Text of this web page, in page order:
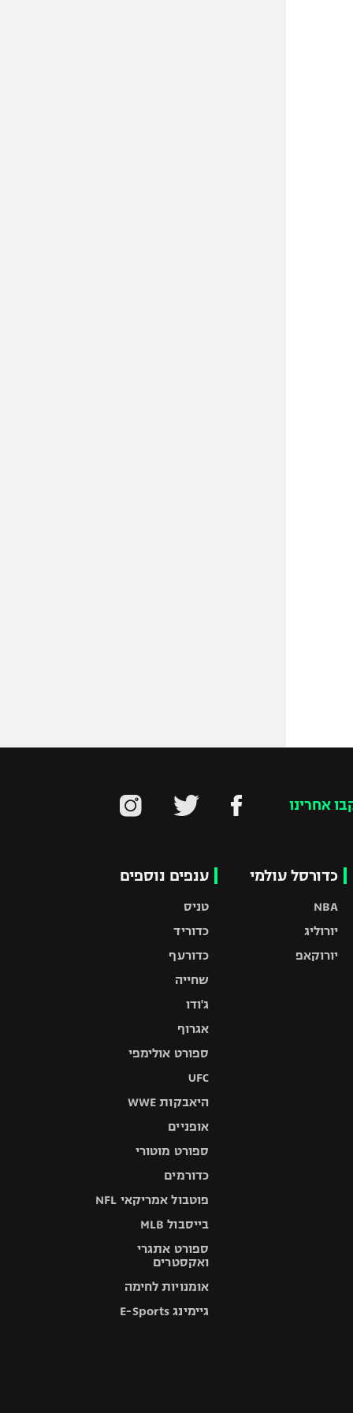
אחרינו
כדורסל עולמי
NBA
יורוליג
יורוקאפ
ענפים נוספים
טניס
כדוריד
כדורעף
שחייה
ג'ודו
אגרוף
ספורט אולימפי
UFC
היאבקות WWE
אופניים
ספורט מוטורי
כדורמים
פוטבול אמריקאי NFL
בייסבול MLB
ספורט אתגרי
ואקסטרים
אומנויות לחימה
גיימינג E-Sports